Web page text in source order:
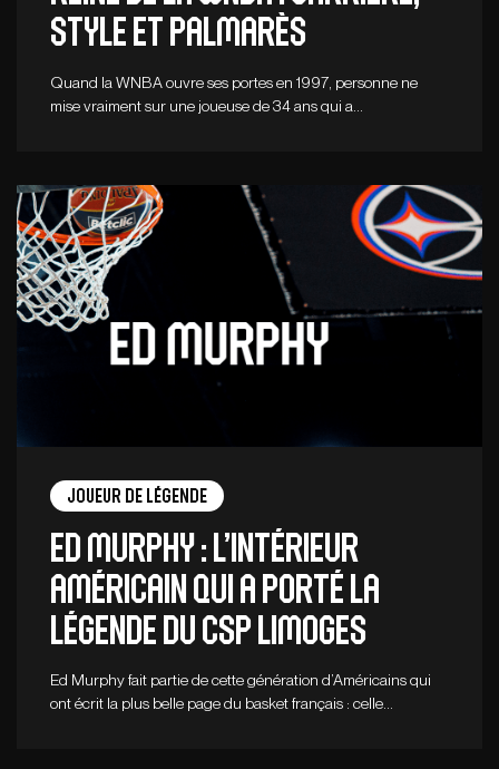
style et palmarès
Quand la WNBA ouvre ses portes en 1997, personne ne
mise vraiment sur une joueuse de 34 ans qui a…
Joueur de légende
Ed Murphy : l’intérieur
américain qui a porté la
légende du CSP Limoges
Ed Murphy fait partie de cette génération d’Américains qui
ont écrit la plus belle page du basket français : celle…